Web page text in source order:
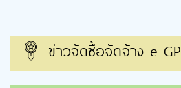
ข่าวจัดซื้อจัดจ้าง e-GP